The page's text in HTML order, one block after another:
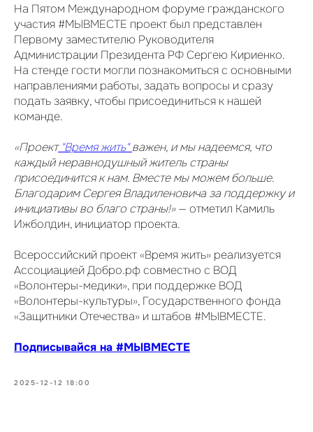
На Пятом Международном форуме гражданского
участия #МЫВМЕСТЕ проект был представлен
Первому заместителю Руководителя
Администрации Президента РФ Сергею Кириенко.
На стенде гости могли познакомиться с основными
направлениями работы, задать вопросы и сразу
подать заявку, чтобы присоединиться к нашей
команде.
«Проект"Время жить"важен, и мы надеемся, что
каждый неравнодушный житель страны
присоединится к нам. Вместе мы можем больше.
Благодарим Сергея Владиленовича за поддержку и
инициативы во благо страны!»— отметил Камиль
Ижболдин, инициатор проекта.
Всероссийский проект «Время жить» реализуется
Ассоциацией Добро.рф совместно с ВОД
«Волонтеры-медики», при поддержке ВОД
«Волонтеры-культуры», Государственного фонда
«Защитники Отечества» и штабов #МЫВМЕСТЕ.
Подписывайся на #МЫВМЕСТЕ
2025-12-12 18:00